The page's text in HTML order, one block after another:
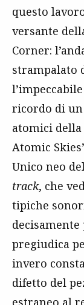
questo
versante
Corner:
strampalato
ricordo di
atomici della
Atomic
Unico neo
track, che
tipiche
decisamente
pregiudica
invero
difetto del
estraneo al